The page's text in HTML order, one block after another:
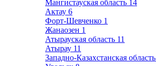
Мангистауская область 14
Актау 6
Форт-Шевченко 1
Жанаозен 1
Атырауская область 11
Атырау 11
Западно-Казахстанская область